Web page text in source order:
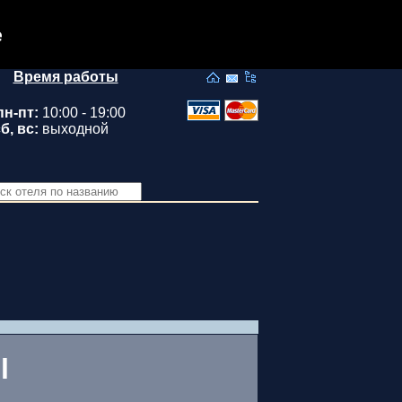
Время работы
пт:
вс:
10:00 - 19:00
выходной